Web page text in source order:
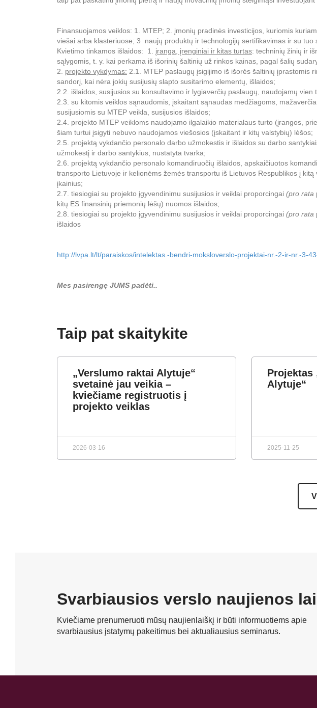
Finansuojamos veiklos: 1. MTEP; 2. įmonių pradinės investicijos, kuriomis
viešai arba klasteriuose; 3 naujų produktų ir technologijų sertifikavimas ir su tuo
Kvietimo tinkamos išlaidos: 1. įranga, įrenginiai ir kitas turtas: techninių žinių ir
sąlygomis, t. y. kai perkama iš išorinių šaltinių už rinkos kainas, pagal šalių
2. projekto vykdymas: 2.1. MTEP paslaugų įsigijimo iš išorės šaltinių įprastomis
sandorį, kai nėra jokių susijusių slapto susitarimo elementų, išlaidos;
2.2. išlaidos, susijusios su konsultavimo ir lygiaverčių paslaugų, naudojamų vien
2.3. su kitomis veiklos sąnaudomis, įskaitant sąnaudas medžiagoms,
susijusiomis su MTEP veikla, susijusios išlaidos;
2.4. projekto MTEP veikloms naudojamo ilgalaikio materialaus turto (įrangos,
šiam turtui įsigyti nebuvo naudojamos viešosios (įskaitant ir kitų valstybių) lėšos;
2.5. projektą vykdančio personalo darbo užmokestis ir išlaidos su darbo
užmokestį ir darbo santykius, nustatyta tvarka;
2.6. projektą vykdančio personalo komandiruočių išlaidos, apskaičiuotos
transporto Lietuvoje ir kelionėms žemės transportu iš Lietuvos Respublikos į
įkainius;
2.7. tiesiogiai su projekto įgyvendinimu susijusios ir veiklai proporcingai (pro rata
kitų ES finansinių priemonių lėšų) nuomos išlaidos;
2.8. tiesiogiai su projekto įgyvendinimu susijusios ir veiklai proporcingai (pro rata
išlaidos
http://lvpa.lt/lt/paraiskos/intelektas.-bendri-moksloverslo-projektai-nr.-2-ir-nr.-3-
Mes pasirengę JUMS padėti..
Taip pat skaitykite
„Verslumo raktai Alytuje“
svetainė jau veikia –
kviečiame registruotis į
projekto veiklas
2026-03-16
Projektas
Alytuje“
2025-11-25
Svarbiausios verslo naujienos
Kviečiame prenumeruoti mūsų naujienlaiškį ir būti informuotiems apie
svarbiausius įstatymų pakeitimus bei aktualiausius seminarus.